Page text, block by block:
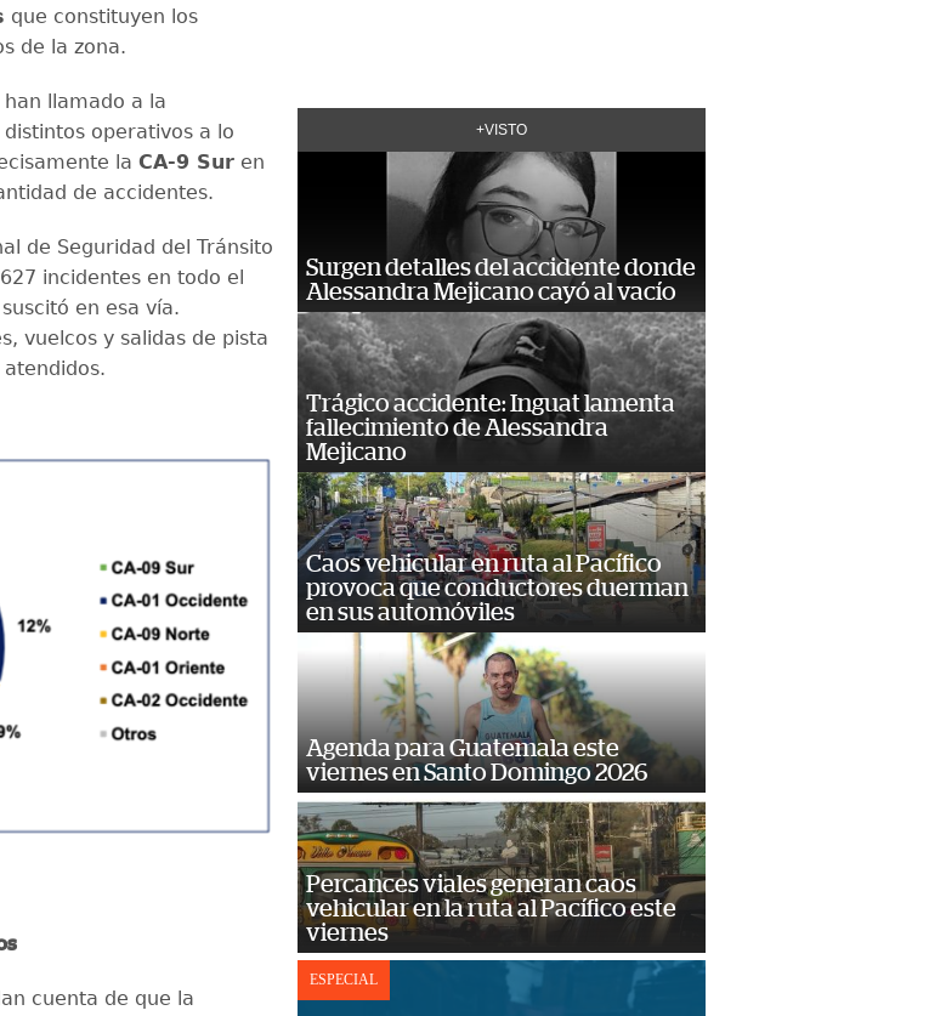
que constituyen los
de la zona.
llamado a la
operativos a lo
la CA-9 Sur en
de accidentes.
de Seguridad del Tránsito
incidentes en todo el
en esa vía.
vuelcos y salidas de pista
cuenta de que la
+VISTO
Surgen detalles del accidente donde
Alessandra Mejicano cayó al vacío
Trágico accidente: Inguat lamenta
fallecimiento de Alessandra
Mejicano
Caos vehicular en ruta al Pacífico
provoca que conductores duerman
en sus automóviles
Agenda para Guatemala este
viernes en Santo Domingo 2026
Percances viales generan caos
vehicular en la ruta al Pacífico este
viernes
ESPECIAL